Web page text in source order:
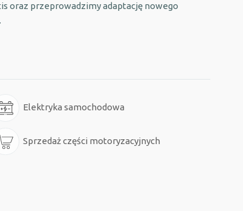
oraz przeprowadzimy adaptację nowego
Elektryka samochodowa
Sprzedaż części motoryzacyjnych